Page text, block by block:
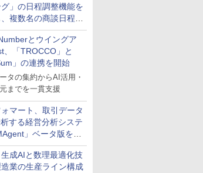
」の日程調整機能を
複数名の商談日程調
化
とウイングア
、「TROCCO」と
」の連携を開始
タの集約からAI活用・
までを一貫支援
マート、取引データ
する経営分析システ
」ベータ版を提
生成AIと数理最適化技
業の生産ライン構成